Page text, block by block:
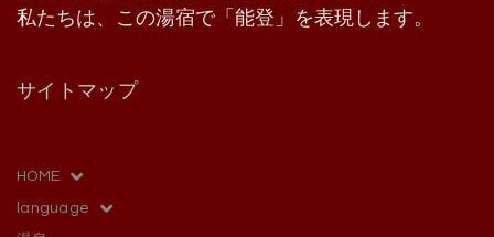
私たちは、この湯宿で「能登」を表現します。
サイトマップ
HOME
language